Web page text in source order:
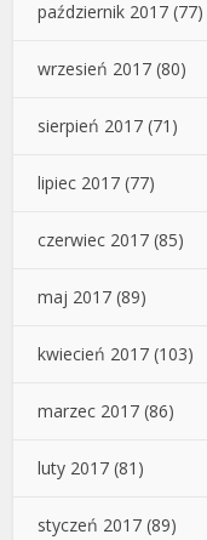
październik 2017 (77)
wrzesień 2017 (80)
sierpień 2017 (71)
lipiec 2017 (77)
czerwiec 2017 (85)
maj 2017 (89)
kwiecień 2017 (103)
marzec 2017 (86)
luty 2017 (81)
styczeń 2017 (89)